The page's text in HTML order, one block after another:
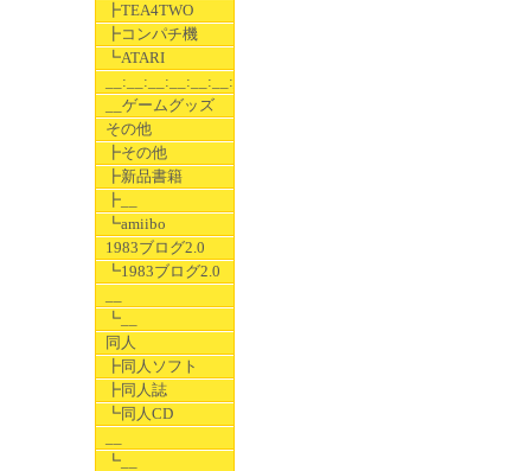
┣TEA4TWO
┣コンパチ機
┗ATARI
__:__:__:__:__:__:__
__ゲームグッズ
その他
┣その他
┣新品書籍
┣__
┗amiibo
1983ブログ2.0
┗1983ブログ2.0
┗__
同人
┣同人ソフト
┣同人誌
┗同人CD
┗__